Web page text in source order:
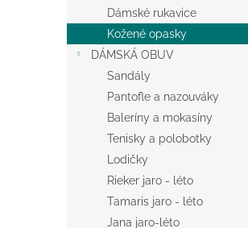
e
l
Dámské rukavice
Kožené opasky
DÁMSKÁ OBUV
Sandály
Pantofle a nazouváky
Baleríny a mokasíny
Tenisky a polobotky
Lodičky
Rieker jaro - léto
Tamaris jaro - léto
Jana jaro-léto